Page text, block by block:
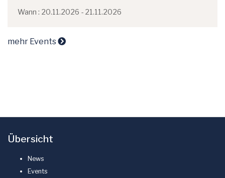
Wann : 20.11.2026 - 21.11.2026
mehr Events
Übersicht
News
Events